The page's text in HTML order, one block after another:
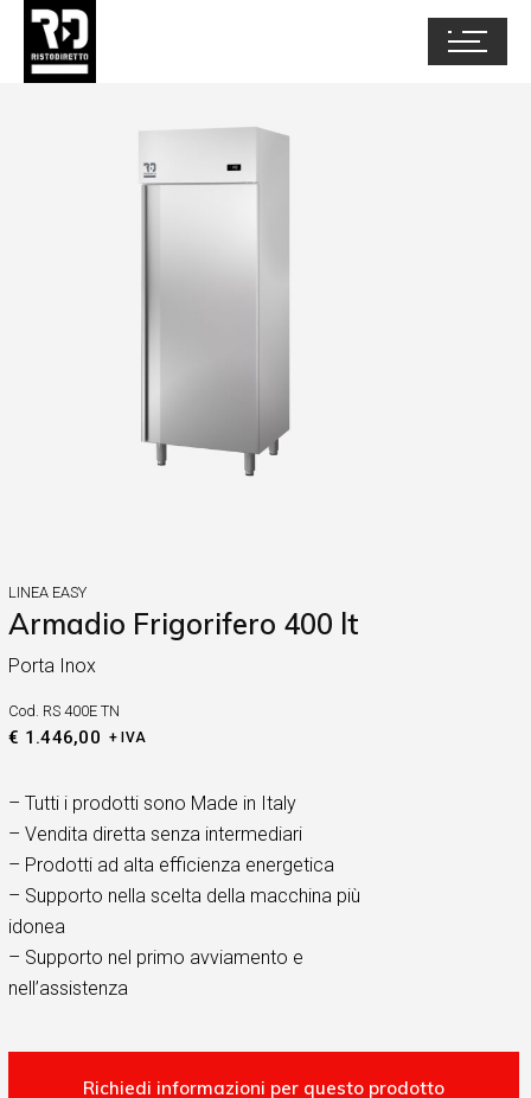
LINEA EASY
Armadio Frigorifero 400 lt
Porta Inox
Cod. RS 400E TN
€ 1.446,00 + IVA
– Tutti i prodotti sono Made in Italy
– Vendita diretta senza intermediari
– Prodotti ad alta efficienza energetica
– Supporto nella scelta della macchina più
idonea
– Supporto nel primo avviamento e
nell’assistenza